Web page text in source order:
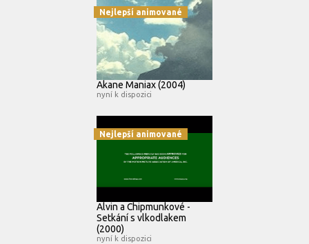
Nejlepší animované
Akane Maniax (2004)
nyní k dispozici
Nejlepší animované
Alvin a Chipmunkové -
Setkání s vlkodlakem
(2000)
nyní k dispozici